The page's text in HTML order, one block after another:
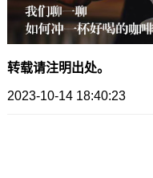
转载请注明出处。
2023-10-14 18:40:23